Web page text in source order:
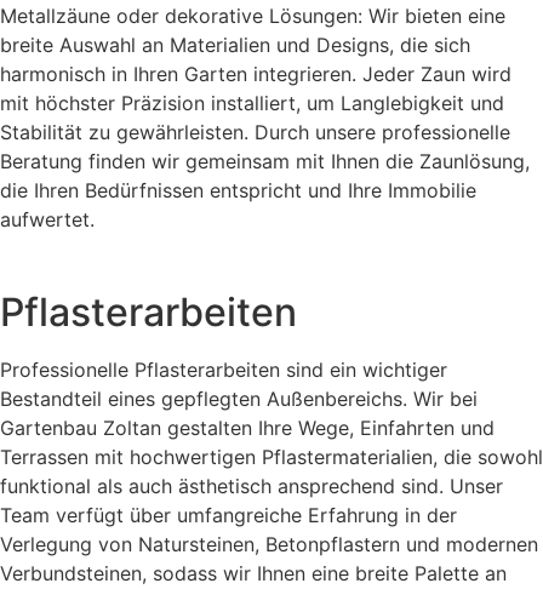
Metallzäune oder dekorative Lösungen: Wir bieten eine
breite Auswahl an Materialien und Designs, die sich
harmonisch in Ihren Garten integrieren. Jeder Zaun wird
mit höchster Präzision installiert, um Langlebigkeit und
Stabilität zu gewährleisten. Durch unsere professionelle
Beratung finden wir gemeinsam mit Ihnen die Zaunlösung,
die Ihren Bedürfnissen entspricht und Ihre Immobilie
aufwertet.
Pflasterarbeiten
Professionelle Pflasterarbeiten sind ein wichtiger
Bestandteil eines gepflegten Außenbereichs. Wir bei
Gartenbau Zoltan gestalten Ihre Wege, Einfahrten und
Terrassen mit hochwertigen Pflastermaterialien, die sowohl
funktional als auch ästhetisch ansprechend sind. Unser
Team verfügt über umfangreiche Erfahrung in der
Verlegung von Natursteinen, Betonpflastern und modernen
Verbundsteinen, sodass wir Ihnen eine breite Palette an